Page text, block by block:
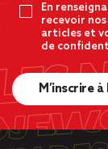
En
recevoir
articles et
de
M’inscrire